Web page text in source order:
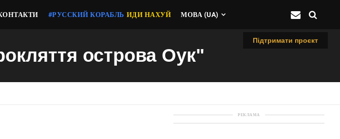
#РУССКИЙ КОРАБЛЬ ИДИ НАХУЙ МОВА (UA)
Підтримати проєкт
острова Оук"
РЕКЛАМА